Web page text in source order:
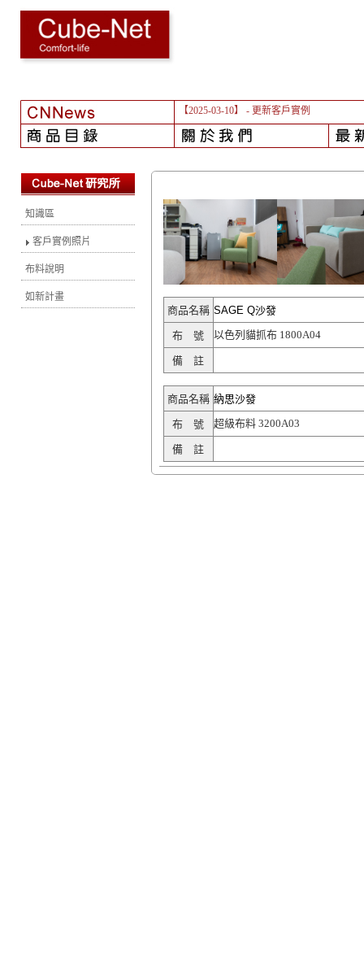
【2025-03-10】 - 更新客戶實例
知識區
客戶實例照片
布料說明
如新計畫
商品名稱 SAGE Q沙發
布 號 以色列貓抓布 1800A04
備 註
商品名稱 納思沙發
布 號 超級布料 3200A03
備 註